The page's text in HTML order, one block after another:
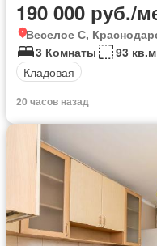
190 000 руб./
Веселое С,
3 Комнаты
93 кв.м
Кладовая
20 часов назад